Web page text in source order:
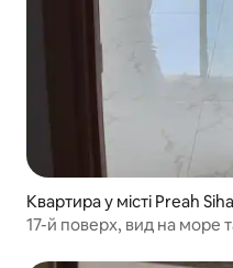
Квартира у місті Preah
17-й поверх, вид на море